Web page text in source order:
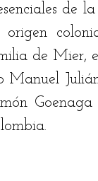
de
origen
de Mier,
Manuel